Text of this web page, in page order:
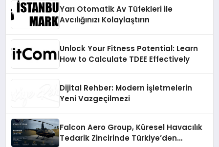
Yarı Otomatik Av Tüfekleri ile
Avcılığınızı Kolaylaştırın
Unlock Your Fitness Potential: Learn
How to Calculate TDEE Effectively
Dijital Rehber: Modern İşletmelerin
Yeni Vazgeçilmezi
Falcon Aero Group, Küresel Havacılık
Tedarik Zincirinde Türkiye’den